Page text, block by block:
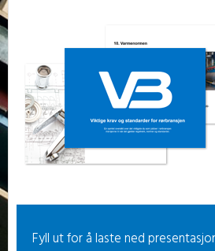
Fyll ut for å laste ned